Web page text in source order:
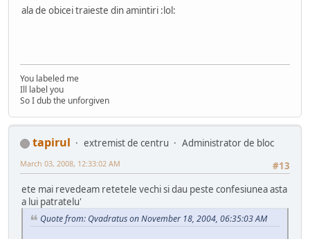
ala de obicei traieste din amintiri :lol:
You labeled me
Ill label you
So I dub the unforgiven
tapirul extremist de centru
Administrator de bloc
#13
March 03, 2008, 12:33:02 AM
ete mai revedeam retetele vechi si dau peste confesiunea asta
a lui patratelu'
Quote from: Qvadratus on November 18, 2004, 06:35:03 AM